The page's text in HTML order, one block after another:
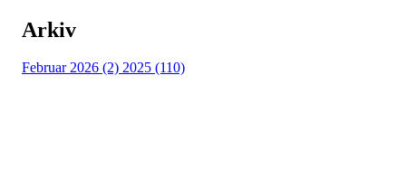
Arkiv
Februar 2026 (2) 2025 (110)